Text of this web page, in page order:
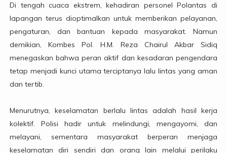
Di tengah cuaca ekstrem, kehadiran personel Polantas di
lapangan terus dioptimalkan untuk memberikan pelayanan,
pengaturan, dan bantuan kepada masyarakat. Namun
demikian, Kombes Pol. H.M. Reza Chairul Akbar Sidiq
menegaskan bahwa peran aktif dan kesadaran pengendara
tetap menjadi kunci utama terciptanya lalu lintas yang aman
dan tertib.
Menurutnya, keselamatan berlalu lintas adalah hasil kerja
kolektif. Polisi hadir untuk melindungi, mengayomi, dan
melayani, sementara masyarakat berperan menjaga
keselamatan diri sendiri dan orang lain melalui perilaku